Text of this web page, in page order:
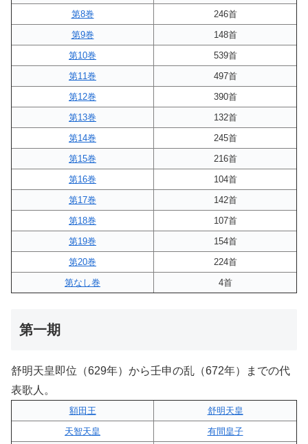
第8巻
246首
第9巻
148首
第10巻
539首
第11巻
497首
第12巻
390首
第13巻
132首
第14巻
245首
第15巻
216首
第16巻
104首
第17巻
142首
第18巻
107首
第19巻
154首
第20巻
224首
第なし巻
4首
第一期
舒明天皇即位（629年）から壬申の乱（672年）までの代
表歌人。
額田王
舒明天皇
天智天皇
有間皇子